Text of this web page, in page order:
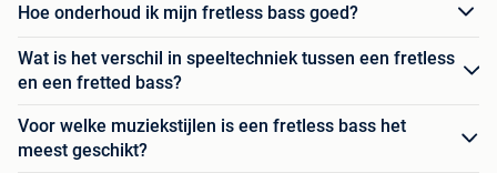
Hoe onderhoud ik mijn fretless bass goed?
Wat is het verschil in speeltechniek tussen een fretless
en een fretted bass?
Voor welke muziekstijlen is een fretless bass het
meest geschikt?